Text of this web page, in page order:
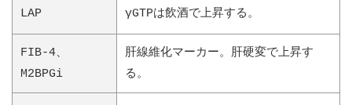
LAP
γGTPは飲酒で上昇する。
FIB-4、
M2BPGi
肝線維化マーカー。肝硬変で上昇す
る。